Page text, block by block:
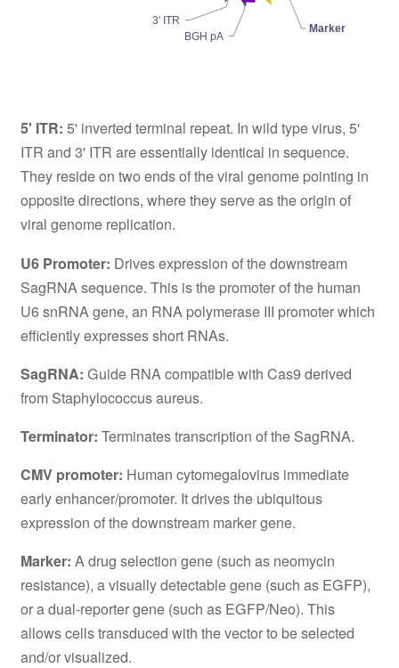
Marker
BGH pA
3' ITR
5' ITR: 5' inverted terminal repeat. In wild type virus, 5'
ITR and 3' ITR are essentially identical in sequence.
They reside on two ends of the viral genome pointing in
opposite directions, where they serve as the origin of
viral genome replication.
U6 Promoter: Drives expression of the downstream
SagRNA sequence. This is the promoter of the human
U6 snRNA gene, an RNA polymerase III promoter which
efficiently expresses short RNAs.
SagRNA: Guide RNA compatible with Cas9 derived
from Staphylococcus aureus.
Terminator: Terminates transcription of the SagRNA.
CMV promoter: Human cytomegalovirus immediate
early enhancer/promoter. It drives the ubiquitous
expression of the downstream marker gene.
Marker: A drug selection gene (such as neomycin
resistance), a visually detectable gene (such as EGFP),
or a dual-reporter gene (such as EGFP/Neo). This
allows cells transduced with the vector to be selected
and/or visualized.